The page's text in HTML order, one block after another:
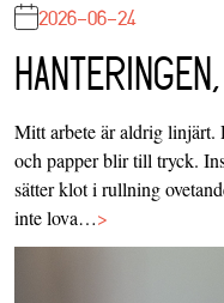
2026-06-24
Mitt arbete är aldrig
och papper blir till tryck.
sätter klot i rullning
inte lova…>